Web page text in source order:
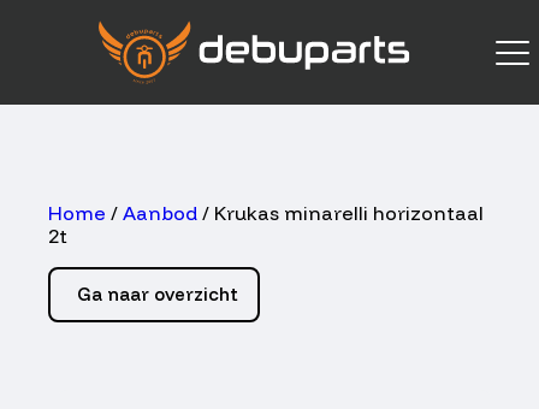
Home / Aanbod / Krukas minarelli horizontaal
2t
Ga naar overzicht